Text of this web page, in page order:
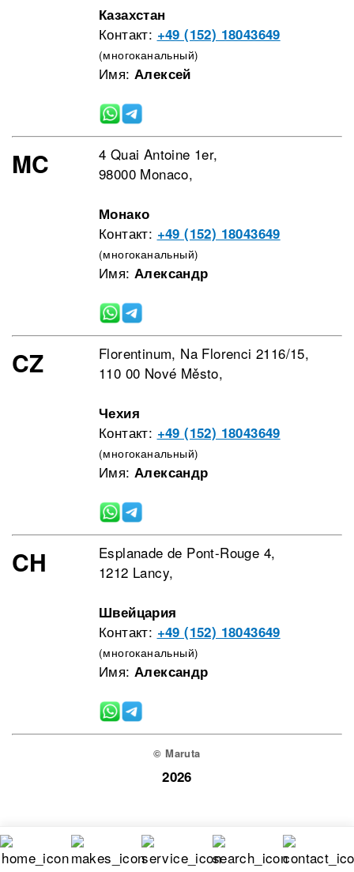
Казахстан
Контакт: +49 (152) 18043649
(многоканальный)
Имя: Алексей
MC
4 Quai Antoine 1er,
98000 Monaco,
Монако
Контакт: +49 (152) 18043649
(многоканальный)
Имя: Александр
CZ
Florentinum, Na Florenci 2116/15,
110 00 Nové Město,
Чехия
Контакт: +49 (152) 18043649
(многоканальный)
Имя: Александр
CH
Esplanade de Pont-Rouge 4,
1212 Lancy,
Швейцария
Контакт: +49 (152) 18043649
(многоканальный)
Имя: Александр
© Maruta
2026